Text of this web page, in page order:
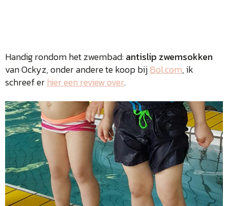
Handig rondom het zwembad:antislip zwemsokken
van Ockyz, onder andere te koop bijBol.com, ik
schreef erhier een review over.